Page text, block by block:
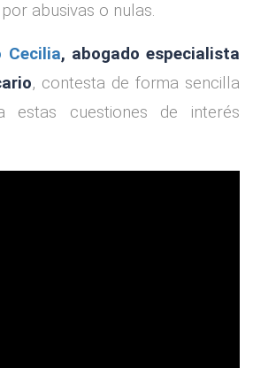
abusivas o nulas.
Cecilia, abogado especialista
, contesta de forma sencilla
cuestiones de interés